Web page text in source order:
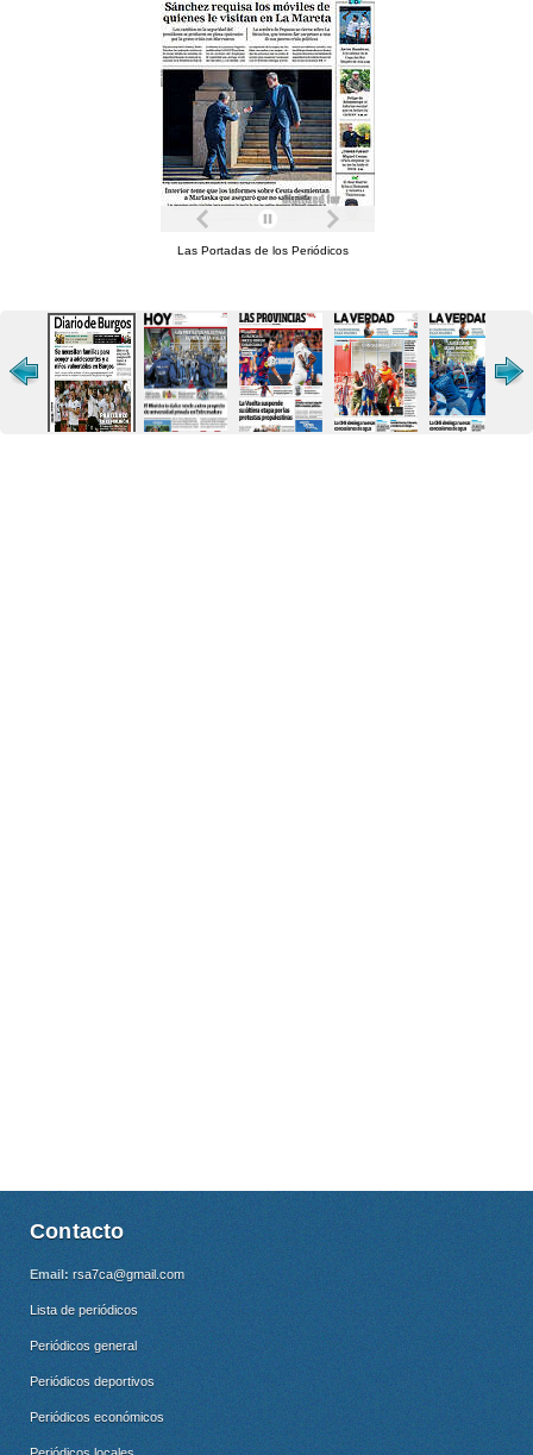
Las Portadas de los Periódicos
Contacto
Email: rsa7ca@gmail.com
Lista de periódicos
Periódicos general
Periódicos deportivos
Periódicos económicos